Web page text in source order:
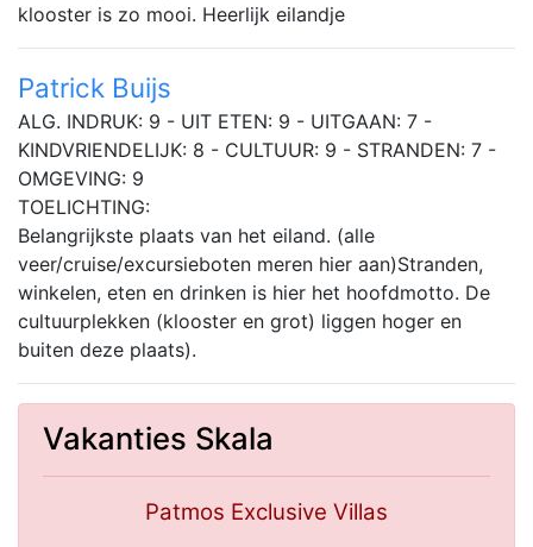
klooster is zo mooi. Heerlijk eilandje
Patrick Buijs
ALG. INDRUK: 9 - UIT ETEN: 9 - UITGAAN: 7 -
KINDVRIENDELIJK: 8 - CULTUUR: 9 - STRANDEN: 7 -
OMGEVING: 9
TOELICHTING:
Belangrijkste plaats van het eiland. (alle
veer/cruise/excursieboten meren hier aan)Stranden,
winkelen, eten en drinken is hier het hoofdmotto. De
cultuurplekken (klooster en grot) liggen hoger en
buiten deze plaats).
Vakanties Skala
Patmos Exclusive Villas